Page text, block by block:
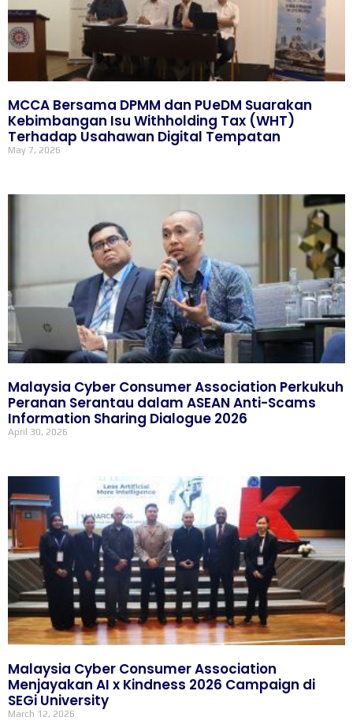
MCCA Bersama DPMM dan PUeDM Suarakan
Kebimbangan Isu Withholding Tax (WHT)
Terhadap Usahawan Digital Tempatan
May 7, 2026
Malaysia Cyber Consumer Association Perkukuh
Peranan Serantau dalam ASEAN Anti-Scams
Information Sharing Dialogue 2026
April 30, 2026
Malaysia Cyber Consumer Association
Menjayakan AI x Kindness 2026 Campaign di
SEGi University
March 12, 2026